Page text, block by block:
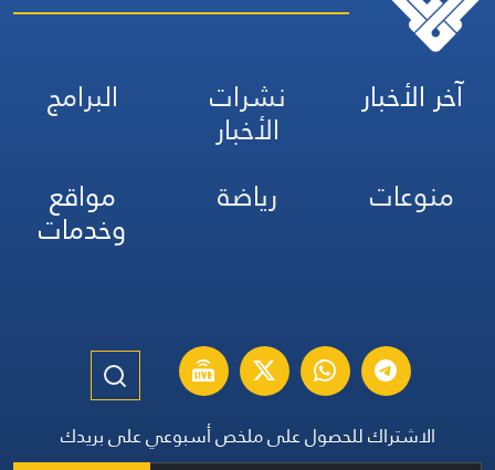
آخر الأخبار نشرات
الأخبار
البرامج
منوعات
رياضة مواقع
وخدمات
الاشتراك للحصول على ملخص أسبوعي على بريدك